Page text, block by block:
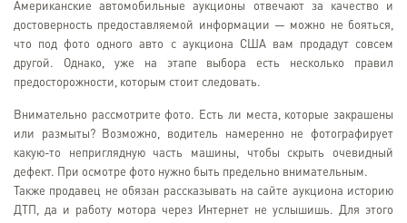
Американские автомобильные аукционы отвечают за качество и
достоверность предоставляемой информации — можно не бояться,
что под фото одного авто с аукциона США вам продадут совсем
другой. Однако, уже на этапе выбора есть несколько правил
предосторожности, которым стоит следовать.
Внимательно рассмотрите фото. Есть ли места, которые закрашены
или размыты? Возможно, водитель намеренно не фотографирует
какую-то неприглядную часть машины, чтобы скрыть очевидный
дефект. При осмотре фото нужно быть предельно внимательным.
Также продавец не обязан рассказывать на сайте аукциона историю
ДТП, да и работу мотора через Интернет не услышишь. Для этого